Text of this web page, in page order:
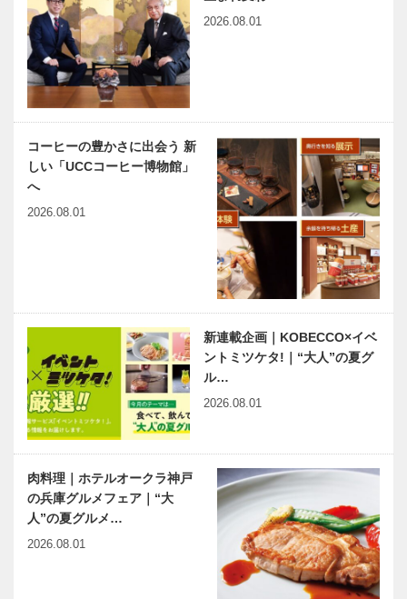
2026.08.01
コーヒーの豊かさに出会う 新
しい「UCCコーヒー博物館」
へ
2026.08.01
新連載企画｜KOBECCO×イベ
ントミツケタ!｜“大人”の夏グ
ル…
2026.08.01
肉料理｜ホテルオークラ神戸
の兵庫グルメフェア｜“大
人”の夏グルメ…
2026.08.01